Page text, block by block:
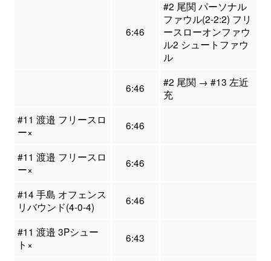
6:46
#2 尾関 パーソナル
ファウル(2-2:2) フリ
ースローオンファウ
ル2 シュートファウ
ル
6:46
#2 尾関 → #13 左近
充
#11 渡邉 フリースロ
ー×
6:46
#11 渡邉 フリースロ
ー×
6:46
#14 手島 オフェンス
リバウンド(4-0-4)
6:46
#11 渡邉 3Pシュー
ト×
6:43